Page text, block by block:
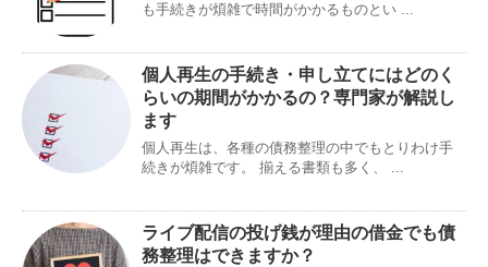
も手続きが煩雑で時間がかかるものとい ...
個人再生の手続き・申し立てにはどのく
らいの期間がかかるの？専門家が解説し
ます
個人再生は、各種の債務整理の中でもとりわけ手
続きが煩雑です。 揃える書類も多く、 ...
ライブ配信の投げ銭が理由の借金でも債
務整理はできますか？